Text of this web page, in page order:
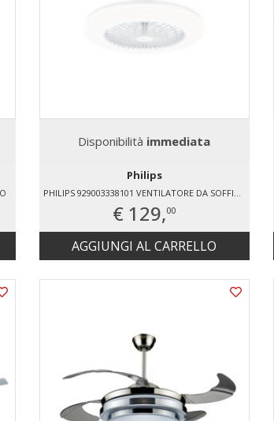
Disponibilità immediata
Philips
PHILIPS 929003338101 VENTILATORE DA SOFFITTO
€ 129,00
AGGIUNGI AL CARRELLO